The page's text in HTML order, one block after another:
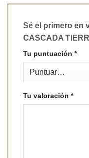
Sé el primero en
CASCADA
Tu puntuación *
Tu valoración *